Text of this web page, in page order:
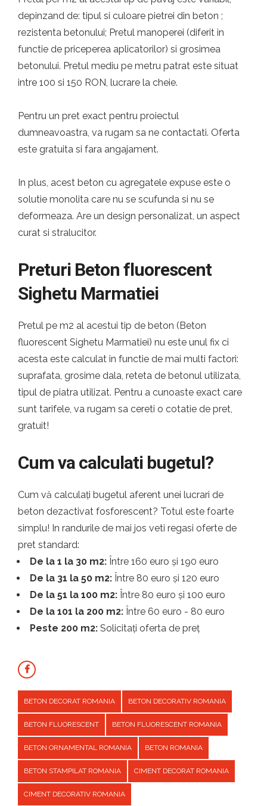
depinzand de: tipul si culoare pietrei din beton ;
rezistenta betonului; Pretul manoperei (diferit in
functie de priceperea aplicatorilor) si grosimea
betonului. Pretul mediu pe metru patrat este situat
intre 100 si 150 RON, lucrare la cheie.
Pentru un pret exact pentru proiectul
dumneavoastra, va rugam sa ne contactati. Oferta
este gratuita si fara angajament.
In plus, acest beton cu agregatele expuse este o
solutie monolita care nu se scufunda si nu se
deformeaza. Are un design personalizat, un aspect
curat si stralucitor.
Preturi Beton fluorescent
Sighetu Marmatiei
Pretul pe m2 al acestui tip de beton (Beton
fluorescent Sighetu Marmatiei) nu este unul fix ci
acesta este calculat in functie de mai multi factori:
suprafata, grosime dala, reteta de betonul utilizata,
tipul de piatra utilizat. Pentru a cunoaste exact care
sunt tarifele, va rugam sa cereti o cotatie de pret,
gratuit!
Cum va calculati bugetul?
Cum vă calculați bugetul aferent unei lucrari de
beton dezactivat fosforescent? Totul este foarte
simplu! In randurile de mai jos veti regasi oferte de
pret standard:
De la 1 la 30 m2: Între 160 euro și 190 euro
De la 31 la 50 m2: Între 80 euro și 120 euro
De la 51 la 100 m2: Între 80 euro și 100 euro
De la 101 la 200 m2: Între 60 euro - 80 euro
Peste 200 m2: Solicitați oferta de preț
BETON DECORAT ROMANIA BETON DECORATIV ROMANIA
BETON FLUORESCENT BETON FLUORESCENT ROMANIA
BETON ORNAMENTAL ROMANIA BETON ROMANIA
BETON STAMPILAT ROMANIA CIMENT DECORAT ROMANIA
CIMENT DECORATIV ROMANIA